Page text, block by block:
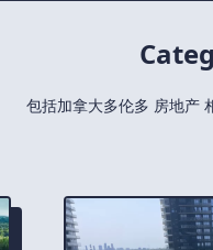
包括加拿大多伦多 房地产